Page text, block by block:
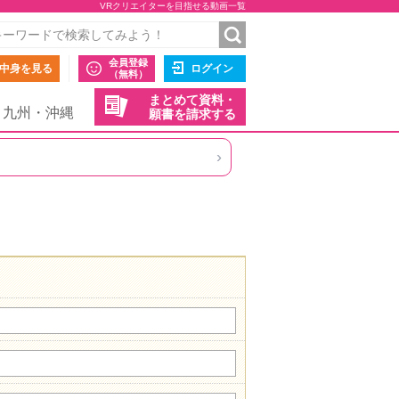
VRクリエイターを目指せる動画一覧
身を見る
会員登録
（無料）
ログイン
まとめて資料・
願書を請求する
九州・沖縄
›